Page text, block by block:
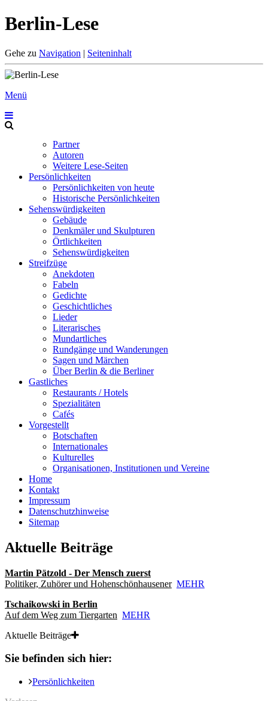
Berlin-Lese
Gehe zu Navigation | Seiteninhalt
Menü
Partner
Autoren
Weitere Lese-Seiten
Persönlichkeiten
Persönlichkeiten von heute
Historische Persönlichkeiten
Sehenswürdigkeiten
Gebäude
Denkmäler und Skulpturen
Örtlichkeiten
Sehenswürdigkeiten
Streifzüge
Anekdoten
Fabeln
Gedichte
Geschichtliches
Lieder
Literarisches
Mundartliches
Rundgänge und Wanderungen
Sagen und Märchen
Über Berlin & die Berliner
Gastliches
Restaurants / Hotels
Spezialitäten
Cafés
Vorgestellt
Botschaften
Internationales
Kulturelles
Organisationen, Institutionen und Vereine
Home
Kontakt
Impressum
Datenschutzhinweise
Sitemap
Aktuelle Beiträge
Martin Pätzold - Der Mensch zuerst
Politiker, Zuhörer und Hohenschönhausener MEHR
Tschaikowski in Berlin
Auf dem Weg zum Tiergarten MEHR
Aktuelle Beiträge
Sie befinden sich hier:
Persönlichkeiten